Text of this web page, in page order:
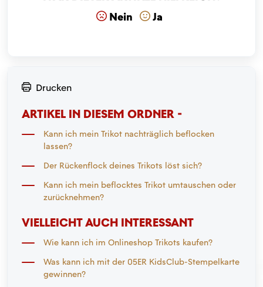
Nein Ja
Drucken
ARTIKEL IN DIESEM ORDNER -
Kann ich mein Trikot nachträglich beflocken
lassen?
Der Rückenflock deines Trikots löst sich?
Kann ich mein beflocktes Trikot umtauschen oder
zurücknehmen?
VIELLEICHT AUCH INTERESSANT
Wie kann ich im Onlineshop Trikots kaufen?
Was kann ich mit der 05ER KidsClub-Stempelkarte
gewinnen?